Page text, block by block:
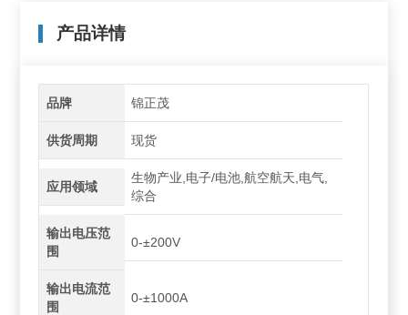
产品详情
品牌 锦正茂
供货周期 现货
应用领域
生物产业,电子/电池,航空航天,电气,
综合
输出电压范
围
0-±200V
输出电流范
围
0-±1000A